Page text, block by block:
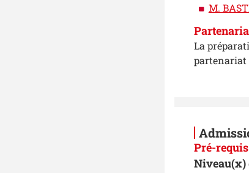
M.
La
partenariat
Pré-requis
Niveau(x)